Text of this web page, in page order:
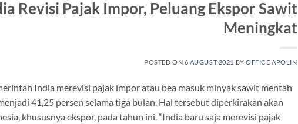
Revisi Pajak Impor, Peluang Ekspor Sawit
Meningkat
POSTED ON 6 AUGUST 2021 BYOFFICE APOLIN
India merevisi pajak impor atau bea masuk minyak sawit mentah
41,25 persen selama tiga bulan. Hal tersebut diperkirakan akan
khususnya ekspor, pada tahun ini. “India baru saja merevisi pajak